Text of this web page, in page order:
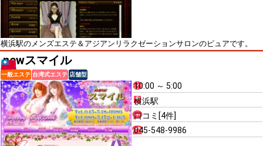
横浜駅のメンズエステ＆アジアンリラクゼーションサロンのピュアです。
newスマイル
一般エステ 台湾式エステ 店舗型
10:00 ～ 5:00
横浜駅
口コミ[4件]
045-548-9986